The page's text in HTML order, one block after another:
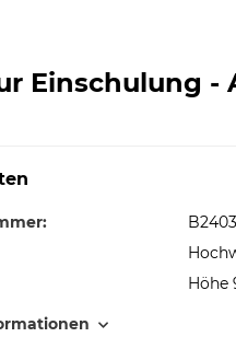
Einschulung -
Höhe